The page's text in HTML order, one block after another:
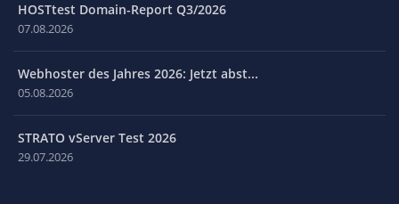
HOSTtest Domain-Report Q3/2026
07.08.2026
Webhoster des Jahres 2026: Jetzt abst...
05.08.2026
STRATO vServer Test 2026
29.07.2026